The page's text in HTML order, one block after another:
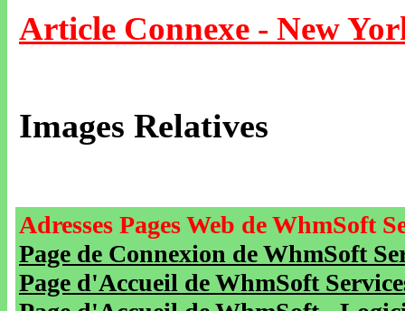
Article Connexe - New
Images Relatives
Adresses Pages Web de WhmSoft
Page de Connexion de WhmSoft
Page d'Accueil de WhmSoft